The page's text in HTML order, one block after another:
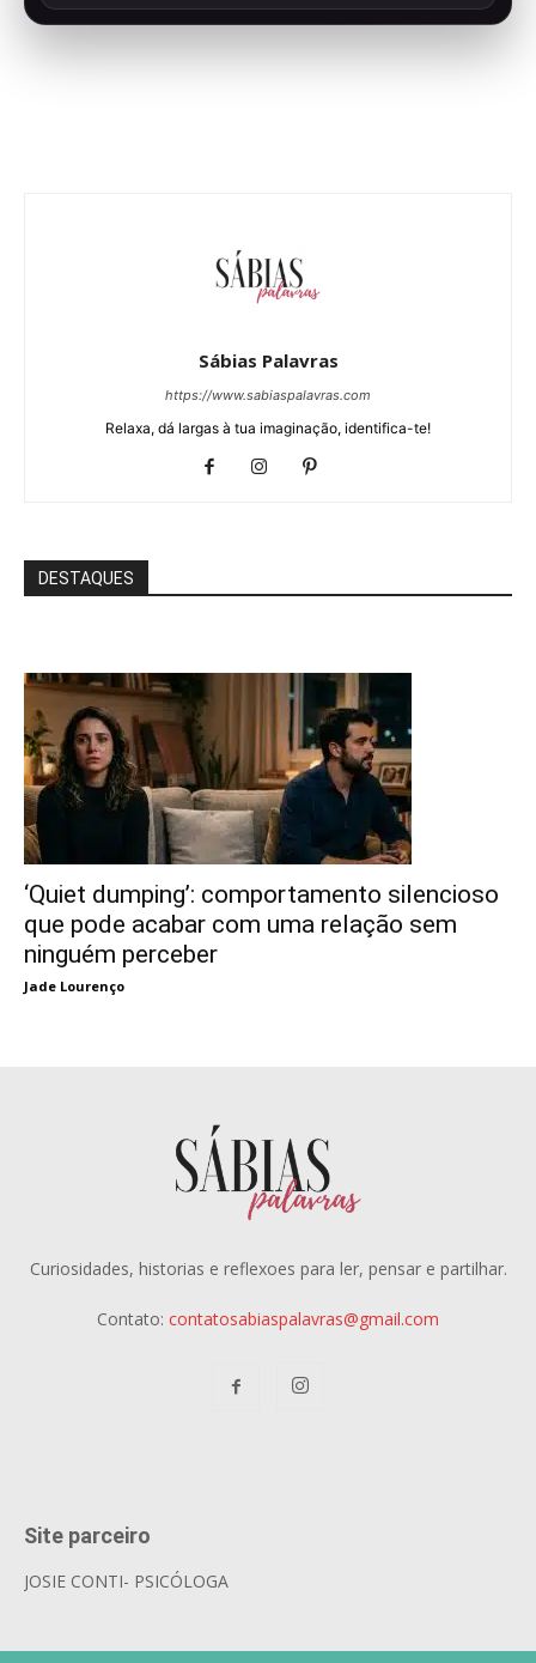
Sábias Palavras
https://www.sabiaspalavras.com
Relaxa, dá largas à tua imaginação, identifica-te!
DESTAQUES
‘Quiet dumping’: comportamento silencioso
que pode acabar com uma relação sem
ninguém perceber
Jade Lourenço
Curiosidades, historias e reflexoes para ler, pensar e partilhar.
Contato: contatosabiaspalavras@gmail.com
Site parceiro
JOSIE CONTI- PSICÓLOGA